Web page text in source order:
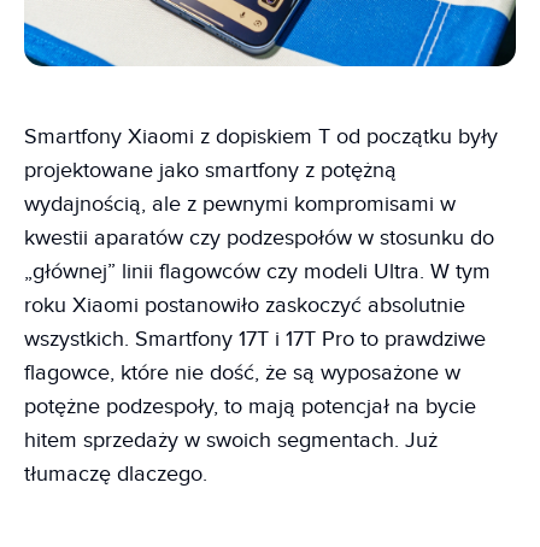
Smartfony Xiaomi z dopiskiem T od początku były
projektowane jako smartfony z potężną
wydajnością, ale z pewnymi kompromisami w
kwestii aparatów czy podzespołów w stosunku do
„głównej” linii flagowców czy modeli Ultra. W tym
roku Xiaomi postanowiło zaskoczyć absolutnie
wszystkich. Smartfony 17T i 17T Pro to prawdziwe
flagowce, które nie dość, że są wyposażone w
potężne podzespoły, to mają potencjał na bycie
hitem sprzedaży w swoich segmentach. Już
tłumaczę dlaczego.